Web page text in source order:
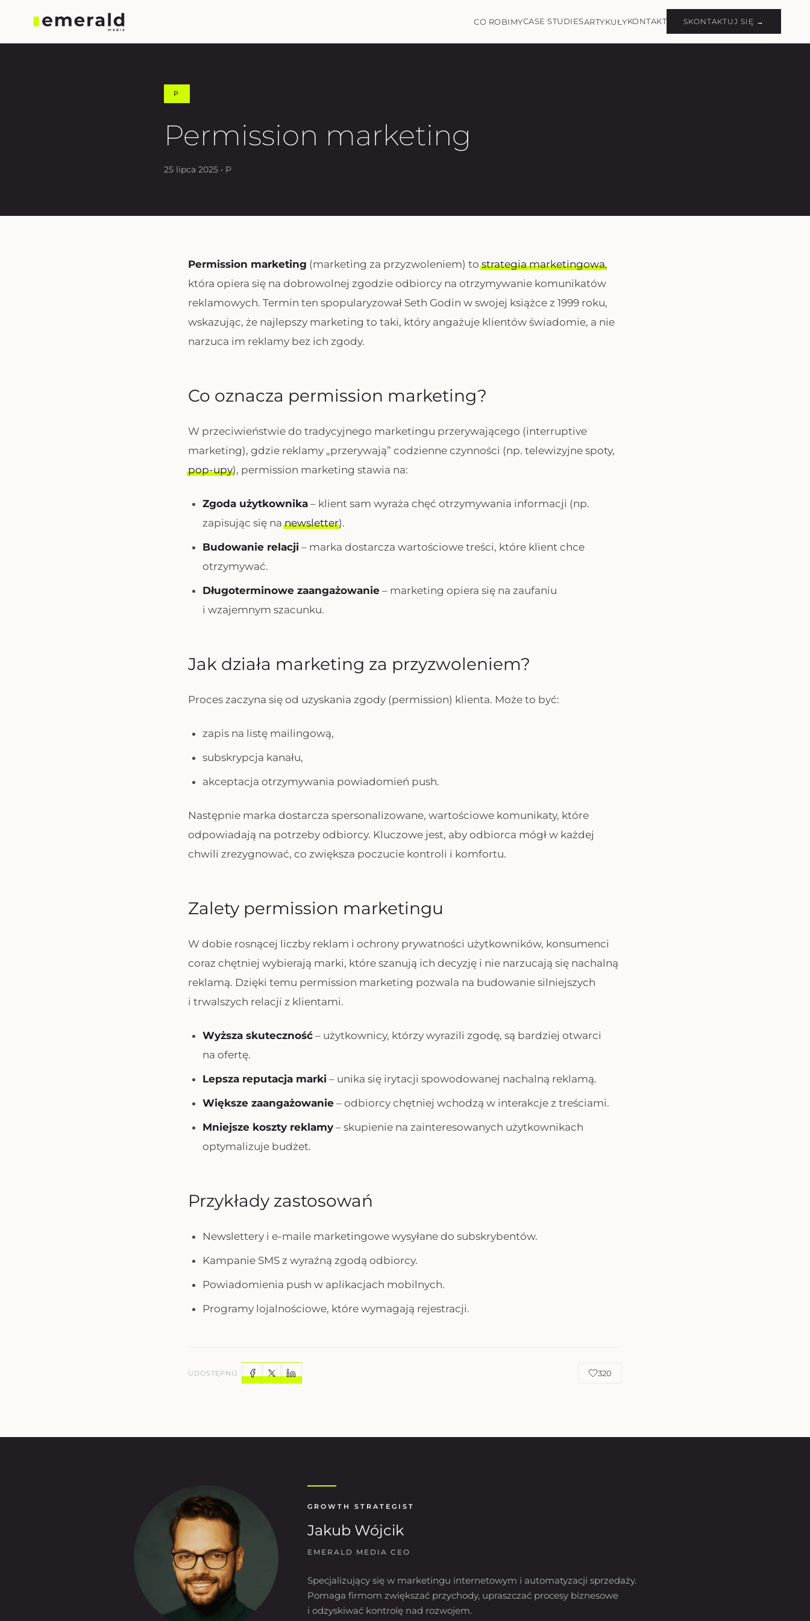
CO ROBIMYCASE STUDIESARTYKUŁYKONTAKT SKONTAKTUJ SIĘ →
P
Permission marketing
25 lipca 2025 • P
Permission marketing (marketing za przyzwoleniem) tostrategia marketingowa,
która opiera się na dobrowolnej zgodzie odbiorcy na otrzymywanie komunikatów
reklamowych. Termin ten spopularyzował Seth Godin w swojej książce z 1999 roku,
wskazując, że najlepszy marketing to taki, który angażuje klientów świadomie, a nie
narzuca im reklamy bez ich zgody.
Co oznacza permission marketing?
W przeciwieństwie do tradycyjnego marketingu przerywającego (interruptive
marketing), gdzie reklamy „przerywają” codzienne czynności (np. telewizyjne spoty,
pop-upy), permission marketing stawia na:
Zgoda użytkownika – klient sam wyraża chęć otrzymywania informacji (np.
zapisując się nanewsletter).
Budowanie relacji – marka dostarcza wartościowe treści, które klient chce
otrzymywać.
Długoterminowe zaangażowanie – marketing opiera się na zaufaniu
i wzajemnym szacunku.
Jak działa marketing za przyzwoleniem?
Proces zaczyna się od uzyskania zgody (permission) klienta. Może to być:
zapis na listę mailingową,
subskrypcja kanału,
akceptacja otrzymywania powiadomień push.
Następnie marka dostarcza spersonalizowane, wartościowe komunikaty, które
odpowiadają na potrzeby odbiorcy. Kluczowe jest, aby odbiorca mógł w każdej
chwili zrezygnować, co zwiększa poczucie kontroli i komfortu.
Zalety permission marketingu
W dobie rosnącej liczby reklam i ochrony prywatności użytkowników, konsumenci
coraz chętniej wybierają marki, które szanują ich decyzję i nie narzucają się nachalną
reklamą. Dzięki temu permission marketing pozwala na budowanie silniejszych
i trwalszych relacji z klientami.
Wyższa skuteczność – użytkownicy, którzy wyrazili zgodę, są bardziej otwarci
na ofertę.
Lepsza reputacja marki – unika się irytacji spowodowanej nachalną reklamą.
Większe zaangażowanie – odbiorcy chętniej wchodzą w interakcje z treściami.
Mniejsze koszty reklamy – skupienie na zainteresowanych użytkownikach
optymalizuje budżet.
Przykłady zastosowań
Newslettery i e-maile marketingowe wysyłane do subskrybentów.
Kampanie SMS z wyraźną zgodą odbiorcy.
Powiadomienia push w aplikacjach mobilnych.
Programy lojalnościowe, które wymagają rejestracji.
UDOSTĘPNIJ 320
GROWTH STRATEGIST
Jakub Wójcik
EMERALD MEDIA CEO
Specjalizujący się w marketingu internetowym i automatyzacji sprzedaży.
Pomaga firmom zwiększać przychody, upraszczać procesy biznesowe
i odzyskiwać kontrolę nad rozwojem.